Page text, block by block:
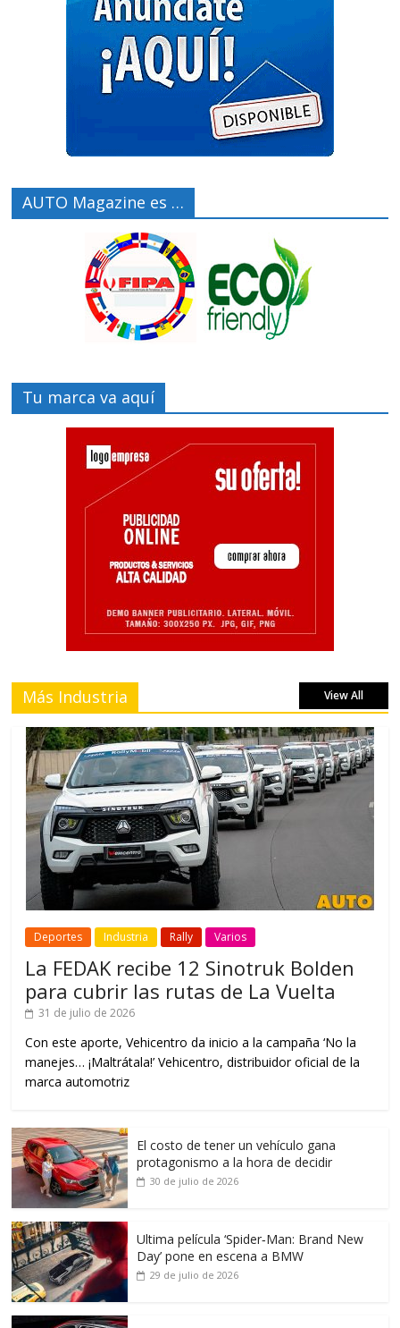
AUTO Magazine es …
Tu marca va aquí
Más Industria View All
Deportes Industria Rally Varios
La FEDAK recibe 12 Sinotruk Bolden
para cubrir las rutas de La Vuelta
31 de julio de 2026
Con este aporte, Vehicentro da inicio a la campaña ‘No la
manejes… ¡Maltrátala!’ Vehicentro, distribuidor oficial de la
marca automotriz
El costo de tener un vehículo gana
protagonismo a la hora de decidir
30 de julio de 2026
Ultima película ‘Spider‑Man: Brand New
Day’ pone en escena a BMW
29 de julio de 2026